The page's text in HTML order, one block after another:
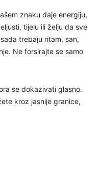
znaku daje energiju,
tijelu ili želju da sve
trebaju ritam, san,
Ne forsirajte se samo
se dokazivati glasno.
kroz jasnije granice,